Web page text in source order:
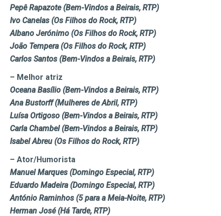
Pepê Rapazote (Bem-Vindos a Beirais, RTP)
Ivo Canelas (Os Filhos do Rock, RTP)
Albano Jerónimo (Os Filhos do Rock, RTP)
João Tempera (Os Filhos do Rock, RTP)
Carlos Santos (Bem-Vindos a Beirais, RTP)
– Melhor atriz
Oceana Basílio (Bem-Vindos a Beirais, RTP)
Ana Bustorff (Mulheres de Abril, RTP)
Luísa Ortigoso (Bem-Vindos a Beirais, RTP)
Carla Chambel (Bem-Vindos a Beirais, RTP)
Isabel Abreu (Os Filhos do Rock, RTP)
– Ator/Humorista
Manuel Marques (Domingo Especial, RTP)
Eduardo Madeira (Domingo Especial, RTP)
António Raminhos (5 para a Meia-Noite, RTP)
Herman José (Há Tarde, RTP)